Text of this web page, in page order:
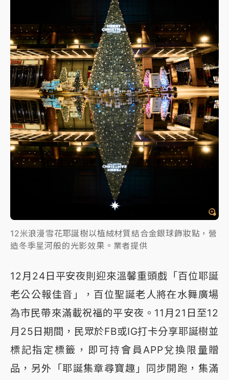
12米浪漫雪花耶誕樹以植絨材質結合金銀球飾妝點，營
造冬季星河般的光影效果。業者提供
12月24日平安夜則迎來溫馨重頭戲「百位耶誕
老公公報佳音」，百位聖誕老人將在水舞廣場
為市民帶來滿載祝福的平安夜。11月21日至12
月25日期間，民眾於FB或IG打卡分享耶誕樹並
標記指定標籤，即可持會員APP兌換限量贈
品，另外「耶誕集章尋寶趣」同步開跑，集滿